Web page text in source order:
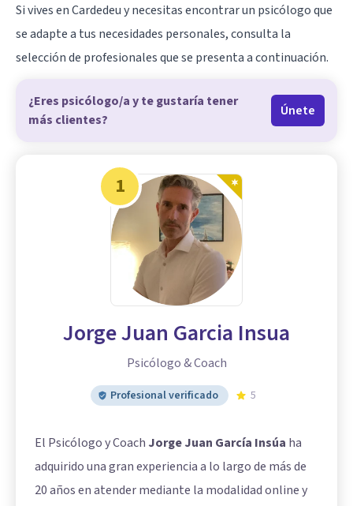
Si vives en Cardedeu y necesitas encontrar un psicólogo que
se adapte a tus necesidades personales, consulta la
selección de profesionales que se presenta a continuación.
¿Eres psicólogo/a y te gustaría tener
más clientes?
Únete
1
Jorge Juan Garcia Insua
Psicólogo & Coach
Profesional verificado 5
El Psicólogo y Coach Jorge Juan García Insúa ha
adquirido una gran experiencia a lo largo de más de
20 años en atender mediante la modalidad online y